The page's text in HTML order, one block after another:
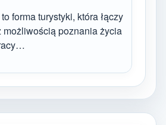
forma turystyki, która łączy
możliwością poznania życia